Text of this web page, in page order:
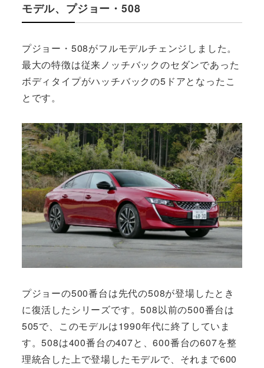
モデル、プジョー・508
プジョー・508がフルモデルチェンジしました。
最大の特徴は従来ノッチバックのセダンであった
ボディタイプがハッチバックの5ドアとなったこ
とです。
プジョーの500番台は先代の508が登場したとき
に復活したシリーズです。508以前の500番台は
505で、このモデルは1990年代に終了していま
す。508は400番台の407と、600番台の607を整
理統合した上で登場したモデルで、それまで600